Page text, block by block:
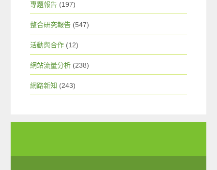
專題報告 (197)
整合研究報告 (547)
活動與合作 (12)
網站流量分析 (238)
網路新知 (243)